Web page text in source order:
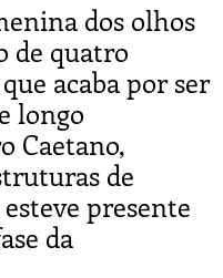
dos olhos
de quatro
acaba por ser
longo
Caetano,
de
presente
da